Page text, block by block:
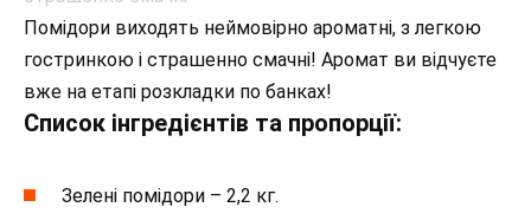
Помідори виходять неймовірно ароматні, з легкою
гостринкою і страшенно смачні! Аромат ви відчуєте
вже на етапі розкладки по банках!
Список інгредієнтів та пропорції:
Зелені помідори – 2,2 кг.